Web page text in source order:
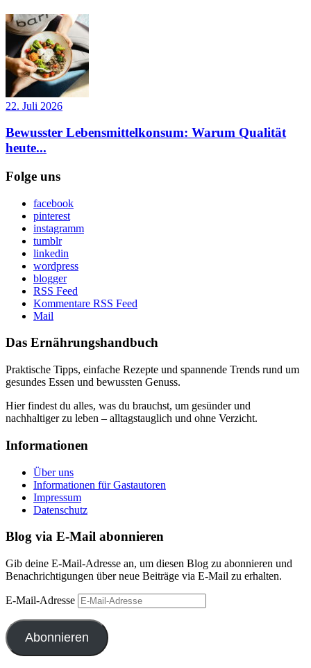
22. Juli 2026
Bewusster Lebensmittelkonsum: Warum Qualität
heute...
Folge uns
facebook
pinterest
instagramm
tumblr
linkedin
wordpress
blogger
RSS Feed
Kommentare RSS Feed
Mail
Das Ernährungshandbuch
Praktische Tipps, einfache Rezepte und spannende Trends rund um
gesundes Essen und bewussten Genuss.
Hier findest du alles, was du brauchst, um gesünder und
nachhaltiger zu leben – alltagstauglich und ohne Verzicht.
Informationen
Über uns
Informationen für Gastautoren
Impressum
Datenschutz
Blog via E-Mail abonnieren
Gib deine E-Mail-Adresse an, um diesen Blog zu abonnieren und
Benachrichtigungen über neue Beiträge via E-Mail zu erhalten.
E-Mail-Adresse
Abonnieren